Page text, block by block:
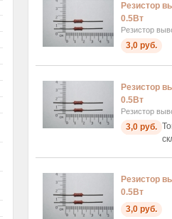
Резистор
0.5Вт
Резистор
3,0 руб.
Резистор
0.5Вт
Резистор
3,0 руб.
Резистор
0.5Вт
3,0 руб.